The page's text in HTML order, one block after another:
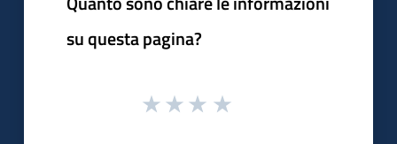
su questa pagina?